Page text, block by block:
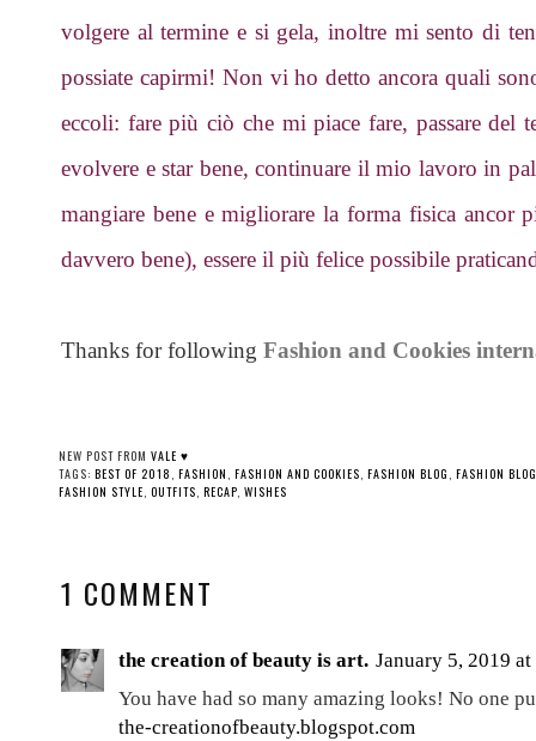
volgere al termine e si gela, inoltre mi sento di
possiate capirmi! Non vi ho detto ancora quali
eccoli: fare più ciò che mi piace fare, passare del
evolvere e star bene, continuare il mio lavoro in
mangiare bene e migliorare la forma fisica ancor
davvero bene), essere il più felice possibile
Thanks for following Fashion and Cookies
NEW POST FROM VALE ♥
TAGS: BEST OF 2018 FASHION FASHION AND COOKIES FASHION BLOG FASHION
FASHION STYLE OUTFITS RECAP WISHES
1 COMMENT
the creation of beauty is art. January 5, 2019
You have had so many amazing looks! No one
the-creationofbeauty.blogspot.com